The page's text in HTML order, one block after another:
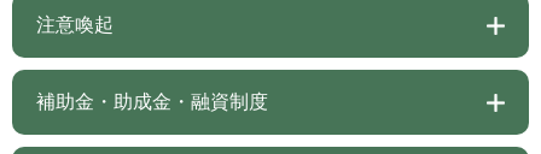
注意喚起
補助金・助成金・融資制度